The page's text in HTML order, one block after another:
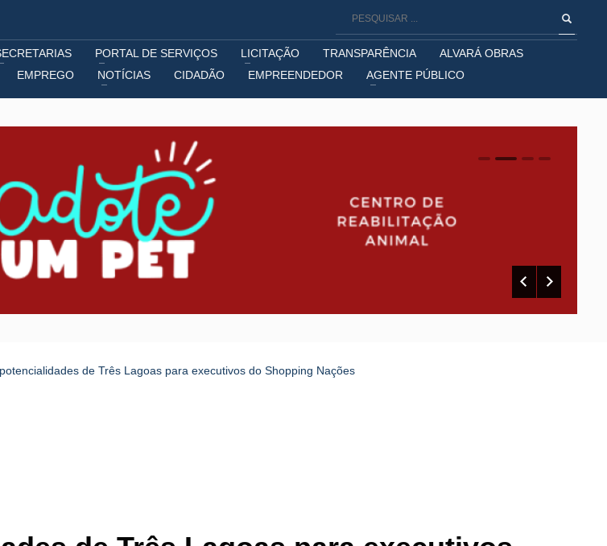
PORTAL DE SERVIÇOS LICITAÇÃO TRANSPARÊNCIA
ALVARÁ OBRAS
EMPREGO NOTÍCIAS CIDADÃO EMPREENDEDOR
AGENTE PÚBLICO
0 1 2
de Três Lagoas para executivos do Shopping Nações